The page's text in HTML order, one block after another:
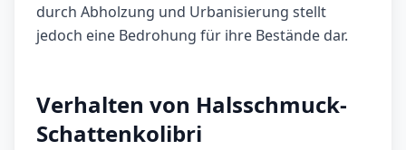
durch Abholzung und Urbanisierung stellt
jedoch eine Bedrohung für ihre Bestände dar.
Verhalten von Halsschmuck-
Schattenkolibri